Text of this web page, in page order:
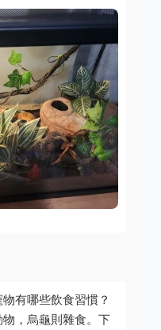
有哪些飲食習慣？
，烏龜則雜食。下